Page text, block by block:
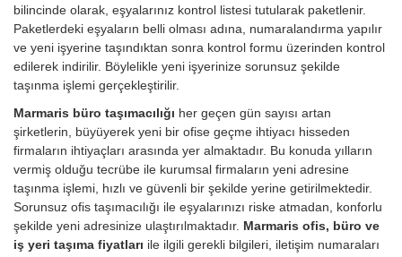
bilincinde olarak, eşyalarınız kontrol listesi tutularak paketlenir.
Paketlerdeki eşyaların belli olması adına, numaralandırma yapılır
ve yeni işyerine taşındıktan sonra kontrol formu üzerinden kontrol
edilerek indirilir. Böylelikle yeni işyerinize sorunsuz şekilde
taşınma işlemi gerçekleştirilir.
Marmaris büro taşımacılığı her geçen gün sayısı artan
şirketlerin, büyüyerek yeni bir ofise geçme ihtiyacı hisseden
firmaların ihtiyaçları arasında yer almaktadır. Bu konuda yılların
vermiş olduğu tecrübe ile kurumsal firmaların yeni adresine
taşınma işlemi, hızlı ve güvenli bir şekilde yerine getirilmektedir.
Sorunsuz ofis taşımacılığı ile eşyalarınızı riske atmadan, konforlu
şekilde yeni adresinize ulaştırılmaktadır. Marmaris ofis, büro ve
iş yeri taşıma fiyatları ile ilgili gerekli bilgileri, iletişim numaraları